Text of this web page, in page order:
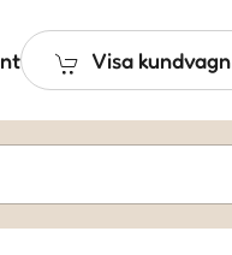
Visa kundvagn